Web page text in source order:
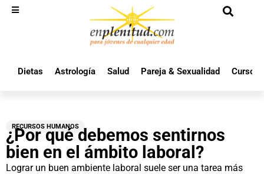
Dietas Astrología Salud Pareja & Sexualidad Cursos
RECURSOS HUMANOS
¿Por qué debemos sentirnos
bien en el ámbito laboral?
Lograr un buen ambiente laboral suele ser una tarea más